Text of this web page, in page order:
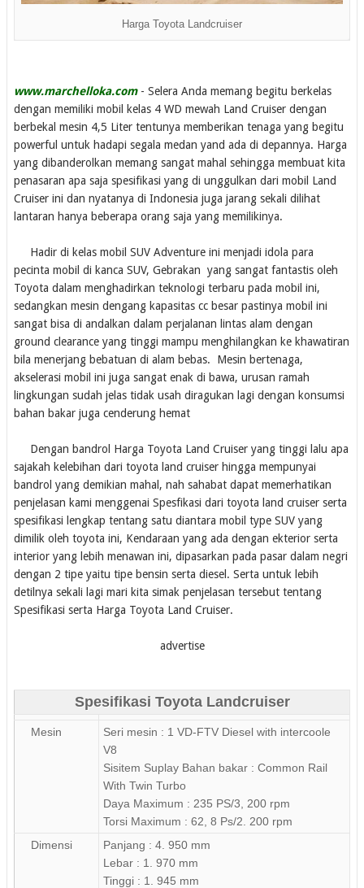
Harga Toyota Landcruiser
www.marchelloka.com- Selera Anda memang begitu berkelas
dengan memiliki mobil kelas 4 WD mewah Land Cruiser dengan
berbekal mesin 4,5 Liter tentunya memberikan tenaga yang begitu
powerful untuk hadapi segala medan yand ada di depannya. Harga
yang dibanderolkan memang sangat mahal sehingga membuat kita
penasaran apa saja spesifikasi yang di unggulkan dari mobil Land
Cruiser ini dan nyatanya di Indonesia juga jarang sekali dilihat
lantaran hanya beberapa orang saja yang memilikinya.
Hadir di kelas mobil SUV Adventure ini menjadi idola para
pecinta mobil di kanca SUV, Gebrakan yang sangat fantastis oleh
Toyota dalam menghadirkan teknologi terbaru pada mobil ini,
sedangkan mesin dengang kapasitas cc besar pastinya mobil ini
sangat bisa di andalkan dalam perjalanan lintas alam dengan
ground clearance yang tinggi mampu menghilangkan ke khawatiran
bila menerjang bebatuan di alam bebas. Mesin bertenaga,
akselerasi mobil ini juga sangat enak di bawa, urusan ramah
lingkungan sudah jelas tidak usah diragukan lagi dengan konsumsi
bahan bakar juga cenderung hemat
Dengan bandrol Harga Toyota Land Cruiser yang tinggi lalu apa
sajakah kelebihan dari toyota land cruiser hingga mempunyai
bandrol yang demikian mahal, nah sahabat dapat memerhatikan
penjelasan kami menggenai Spesfikasi dari toyota land cruiser serta
spesifikasi lengkap tentang satu diantara mobil type SUV yang
dimilik oleh toyota ini, Kendaraan yang ada dengan ekterior serta
interior yang lebih menawan ini, dipasarkan pada pasar dalam negri
dengan 2 tipe yaitu tipe bensin serta diesel. Serta untuk lebih
detilnya sekali lagi mari kita simak penjelasan tersebut tentang
Spesifikasi serta Harga Toyota Land Cruiser.
advertise
Spesifikasi Toyota Landcruiser
Mesin
Seri mesin : 1 VD-FTV Diesel with intercoole
V8
Sisitem Suplay Bahan bakar : Common Rail
With Twin Turbo
Daya Maximum : 235 PS/3, 200 rpm
Torsi Maximum : 62, 8 Ps/2. 200 rpm
Dimensi
Panjang : 4. 950 mm
Lebar : 1. 970 mm
Tinggi : 1. 945 mm